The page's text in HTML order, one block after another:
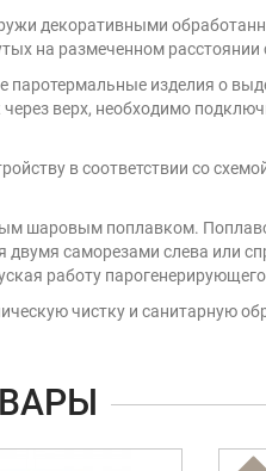
декоративными
на размеченном расстоянии
паротермальные изделия о
верх, необходимо
в соответствии со
шаровым поплавком.
саморезами слева или
работу
чистку и санитарную